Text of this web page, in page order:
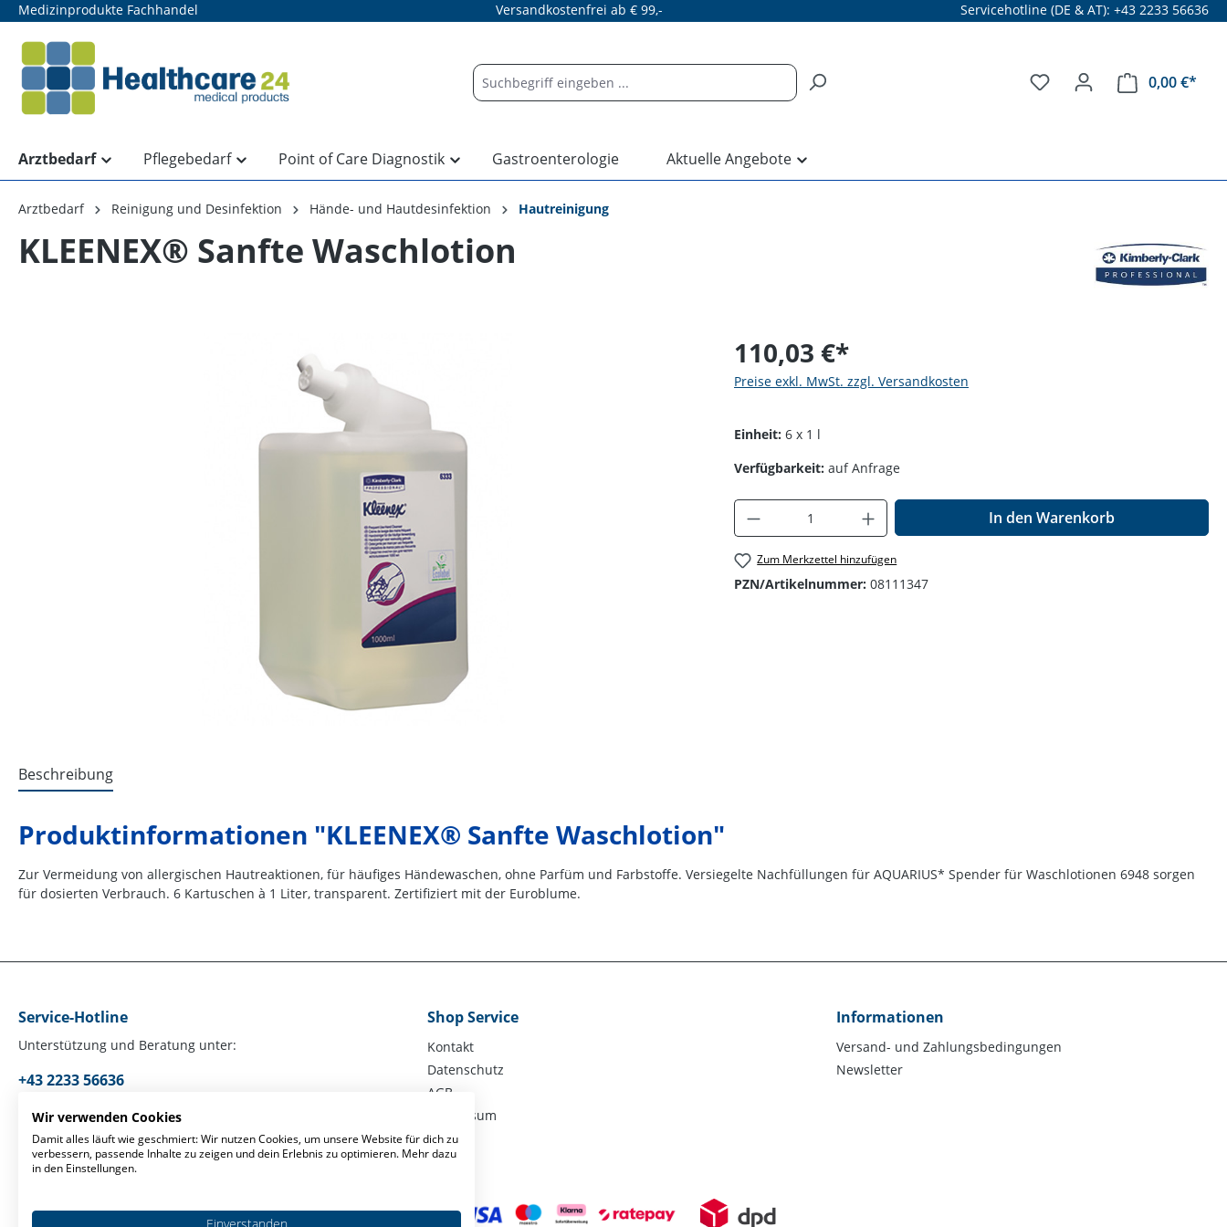
Zur Hauptnavigation springen
Medizinprodukte Fachhandel Versandkostenfrei ab € 99,- Servicehotline (DE & AT): +43 2233 56636
0,00 €*
Arztbedarf Pflegebedarf Point of Care Diagnostik Gastroenterologie Aktuelle Angebote
Arztbedarf Reinigung und Desinfektion Hände- und Hautdesinfektion Hautreinigung
KLEENEX® Sanfte Waschlotion
110,03 €*
Preise exkl. MwSt. zzgl. Versandkosten
Einheit: 6 x 1 l
Verfügbarkeit: auf Anfrage
Produkt Anzahl: Gib den gewünschten Wert
In den Warenkorb
Zum Merkzettel hinzufügen
PZN/Artikelnummer: 08111347
Beschreibung
Produktinformationen "KLEENEX® Sanfte Waschlotion"
Zur Vermeidung von allergischen Hautreaktionen, für häufiges Händewaschen, ohne Parfüm und Farbstoffe. Versiegelte Nachfüllungen für AQUARIUS* Spender für Waschlotionen 6948 sorgen
für dosierten Verbrauch. 6 Kartuschen à 1 Liter, transparent. Zertifiziert mit der Euroblume.
Service-Hotline
Unterstützung und Beratung unter:
+43 2233 56636
Mo-Fr, 09:00 - 17:00 Uhr
Oder über unserKontaktformular.
Shop Service
Kontakt
Datenschutz
AGB
Impressum
Informationen
Versand- und Zahlungsbedingungen
Newsletter
Wir verwenden Cookies
Damit alles läuft wie geschmiert: Wir nutzen Cookies, um unsere Website für dich zu
verbessern, passende Inhalte zu zeigen und dein Erlebnis zu optimieren. Mehr dazu
in den Einstellungen.